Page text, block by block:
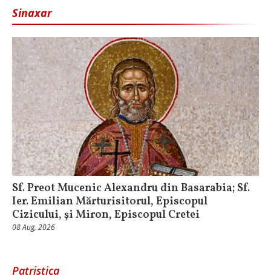
Sinaxar
Sf. Preot Mucenic Alexandru din Basarabia; Sf.
Ier. Emilian Mărturisitorul, Episcopul
Cizicului, şi Miron, Episcopul Cretei
08 Aug, 2026
Patristica